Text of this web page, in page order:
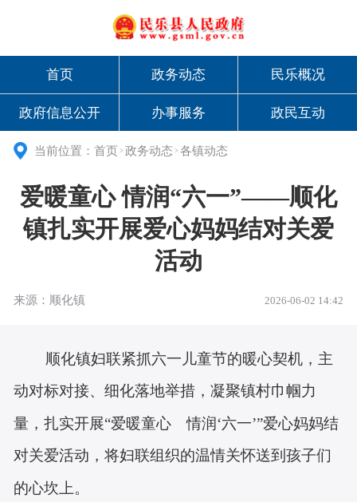
首页 政务动态 民乐概况
政府信息公开 办事服务 政民互动
当前位置：首页 > 政务动态 >各镇动态
爱暖童心 情润“六一”——顺化
镇扎实开展爱心妈妈结对关爱
活动
来源：顺化镇 2026-06-02 14:42
顺化镇妇联紧抓六一儿童节的暖心契机，主
动对标对接、细化落地举措，凝聚镇村巾帼力
量，扎实开展“爱暖童心 情润‘六一’”爱心妈妈结
对关爱活动，将妇联组织的温情关怀送到孩子们
的心坎上。